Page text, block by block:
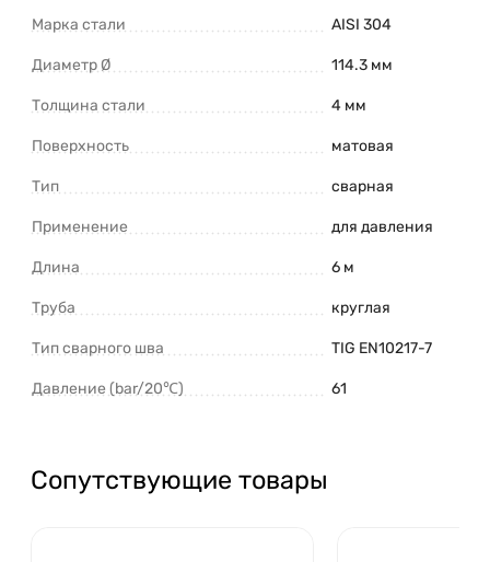
Марка стали AISI 304
Диаметр Ø 114.3 мм
Толщина стали 4 мм
Поверхность матовая
Тип сварная
Применение для давления
Длина 6 м
Труба круглая
Тип сварного шва TIG EN10217-7
Давление (bar/20℃) 61
Сопутствующие товары